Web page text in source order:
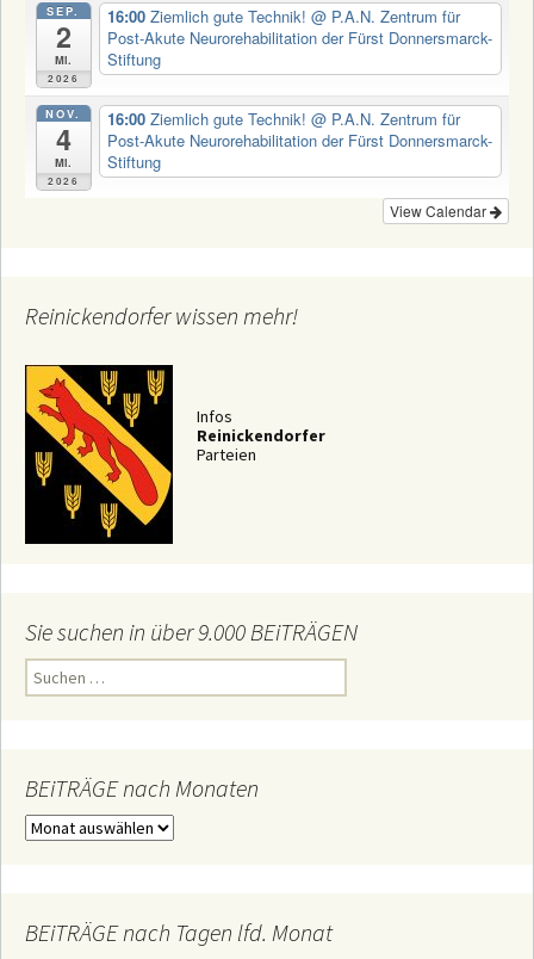
SEP.
2
Mi.
2026
16:00 Ziemlich gute Technik! @ P.A.N. Zentrum für
Post-Akute Neurorehabilitation der Fürst Donnersmarck-
Stiftung
NOV.
4
Mi.
2026
16:00 Ziemlich gute Technik! @ P.A.N. Zentrum für
Post-Akute Neurorehabilitation der Fürst Donnersmarck-
Stiftung
View Calendar
Reinickendorfer wissen mehr!
Infos
Reinickendorfer
Parteien
Sie suchen in über 9.000 BEiTRÄGEN
n
a
c
h
BEiTRÄGE nach Monaten
B
E
G
BEiTRÄGE nach Tagen lfd. Monat